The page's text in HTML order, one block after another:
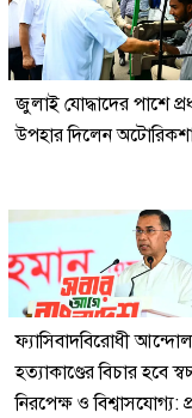
জুলাই যোদ্ধাদের পাশে
উপহার দিলেন
ফ্যাসিবাদবিরোধী
হত্যাকাণ্ডের বিচার হবে
নিরপেক্ষ ও বিশ্বাসযোগ্য: